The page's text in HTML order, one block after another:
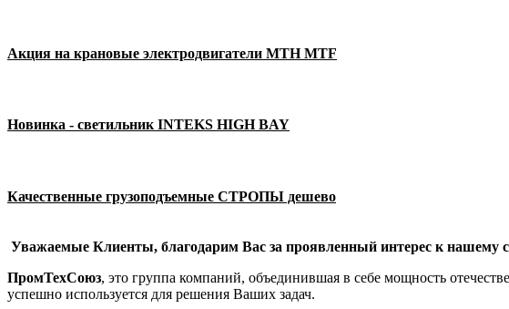
Акция на крановые электродвигатели MTH MTF
Новинка - светильник INTEKS HIGH BAY
Качественные грузоподъемные СТРОПЫ дешево
Уважаемые Клиенты, благодарим Вас за проявленный интерес к нашему
ПромТехСоюз, это группа компаний, объединившая в себе мощность
успешно используется для решения Ваших задач.